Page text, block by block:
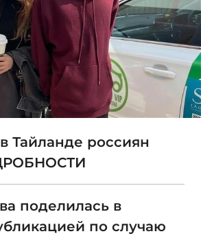
Тайланде россиян
поделилась в
по случаю